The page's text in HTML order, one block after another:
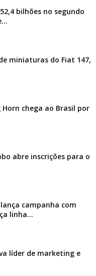
bilhões no segundo
miniaturas do Fiat 147,
Horn chega ao Brasil por
abre inscrições para o
campanha com
linha...
líder de marketing e